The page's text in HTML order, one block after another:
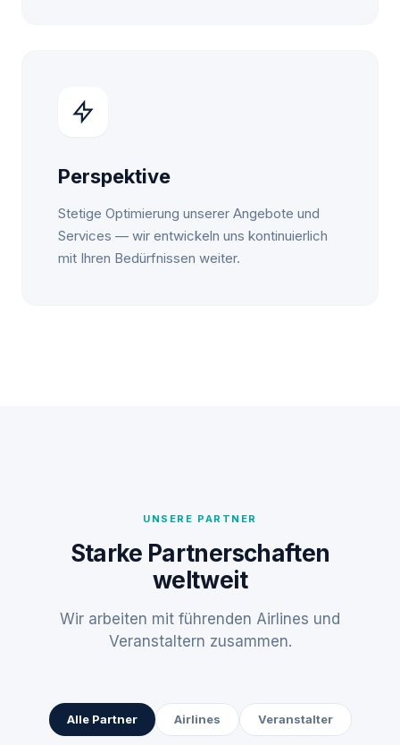
Perspektive
Stetige Optimierung unserer Angebote und
Services — wir entwickeln uns kontinuierlich
mit Ihren Bedürfnissen weiter.
UNSERE PARTNER
Starke Partnerschaften
weltweit
Wir arbeiten mit führenden Airlines und
Veranstaltern zusammen.
Alle Partner Airlines Veranstalter